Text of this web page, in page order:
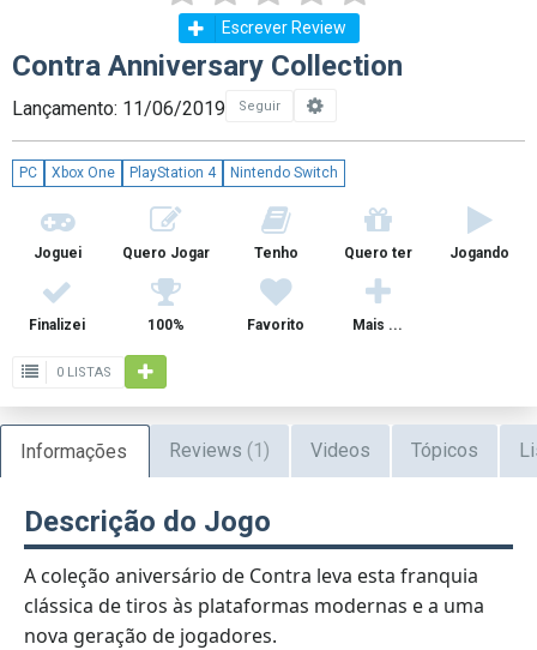
Escrever Review
Contra Anniversary Collection
Lançamento: 11/06/2019 Seguir
PC Xbox One PlayStation 4 Nintendo Switch
Joguei Quero Jogar Tenho Quero ter Jogando
Finalizei 100% Favorito Mais ...
0 LISTAS
Informações Reviews (1) Videos Tópicos
Descrição do Jogo
A coleção aniversário de Contra leva esta franquia
clássica de tiros às plataformas modernas e a uma
nova geração de jogadores.